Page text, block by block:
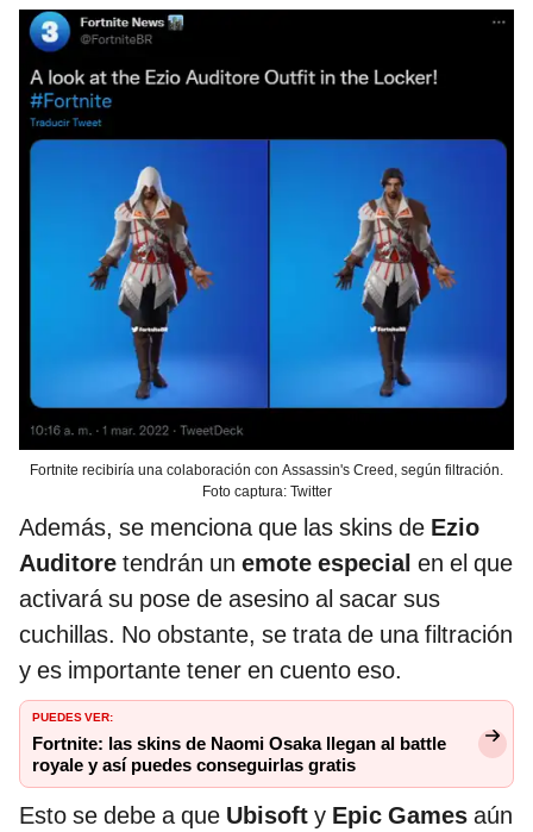
Fortnite recibiría una colaboración con Assassin's Creed, según filtración.
Foto captura: Twitter
Además, se menciona que las skins de Ezio
Auditore tendrán un emote especial en el que
activará su pose de asesino al sacar sus
cuchillas. No obstante, se trata de una filtración
y es importante tener en cuento eso.
PUEDES VER:
Fortnite: las skins de Naomi Osaka llegan al battle
royale y así puedes conseguirlas gratis
Esto se debe a que Ubisoft y Epic Games aún